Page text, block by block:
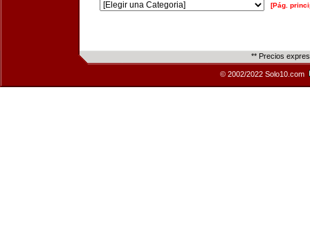
[Pág.
** Precios
© 2002/2022 Solo10.com